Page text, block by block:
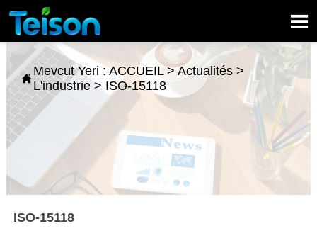


Mevcut Yeri :ACCUEIL>Actualités>
L'industrie> ISO-15118
ISO-15118